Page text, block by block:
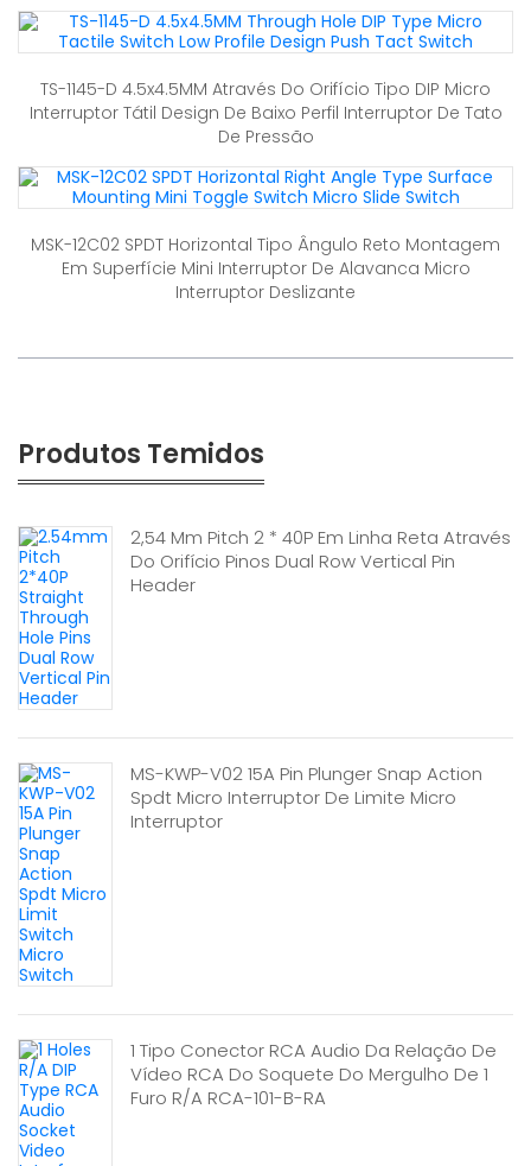
TS-1145-D 4.5x4.5MM Através Do Orifício Tipo DIP Micro
Interruptor Tátil Design De Baixo Perfil Interruptor De Tato
De Pressão
MSK-12C02 SPDT Horizontal Tipo Ângulo Reto Montagem
Em Superfície Mini Interruptor De Alavanca Micro
Interruptor Deslizante
Produtos Temidos
2,54 Mm Pitch 2 * 40P Em Linha Reta Através
Do Orifício Pinos Dual Row Vertical Pin
Header
MS-KWP-V02 15A Pin Plunger Snap Action
Spdt Micro Interruptor De Limite Micro
Interruptor
1 Tipo Conector RCA Audio Da Relação De
Vídeo RCA Do Soquete Do Mergulho De 1
Furo R/A RCA-101-B-RA